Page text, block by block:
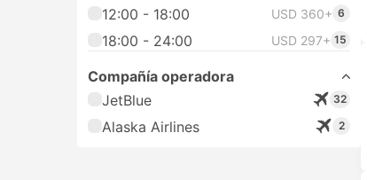
12:00 - 18:00 USD 360+ 6
18:00 - 24:00 USD 297+ 15
Compañía operadora
JetBlue
32
Alaska Airlines 2